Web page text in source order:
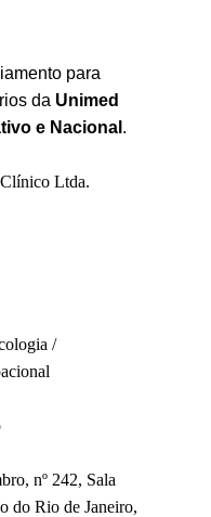
para
da Unimed
e Nacional .
Ltda.
/
nº 242, Sala
do Rio de Janeiro,